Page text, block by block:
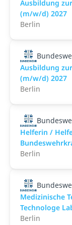
Ausbildung
(m/w/d) 2027
Berlin
Ausbildung
(m/w/d) 2027
Berlin
Helferin /
Berlin
Medizinische
Technologe
Berlin